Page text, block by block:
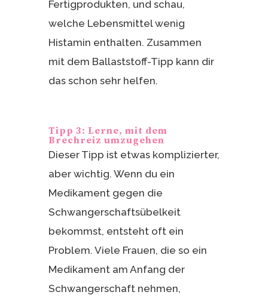
Fertigprodukten, und schau,
welche Lebensmittel wenig
Histamin enthalten. Zusammen
mit dem Ballaststoff-Tipp kann dir
das schon sehr helfen.
Tipp 3: Lerne, mit dem
Brechreiz umzugehen
Dieser Tipp ist etwas komplizierter,
aber wichtig. Wenn du ein
Medikament gegen die
Schwangerschaftsübelkeit
bekommst, entsteht oft ein
Problem. Viele Frauen, die so ein
Medikament am Anfang der
Schwangerschaft nehmen,